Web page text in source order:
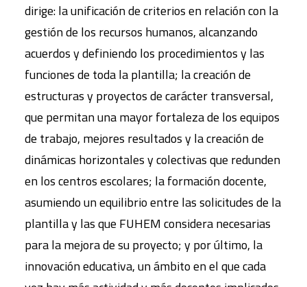
dirige: la unificación de criterios en relación con la
gestión de los recursos humanos, alcanzando
acuerdos y definiendo los procedimientos y las
funciones de toda la plantilla; la creación de
estructuras y proyectos de carácter transversal,
que permitan una mayor fortaleza de los equipos
de trabajo, mejores resultados y la creación de
dinámicas horizontales y colectivas que redunden
en los centros escolares; la formación docente,
asumiendo un equilibrio entre las solicitudes de la
plantilla y las que FUHEM considera necesarias
para la mejora de su proyecto; y por último, la
innovación educativa, un ámbito en el que cada